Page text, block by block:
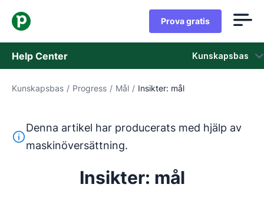
Prova gratis
Help Center Kunskapsbas
Kunskapsbas
Kontaka kundtjänst
Kunskapsbas / Progress / Mål / Insikter: mål
Denna text har översatts från engelska med hjälp av
Denna artikel har producerats med hjälp av
maskinöversättning.
Insikter: mål